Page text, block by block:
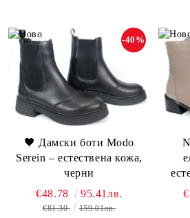
🖤 Дамски боти Modo
Serein – естествена кожа,
черни
-40%
€48.78 95.41лв.
€81.30 159.01лв.